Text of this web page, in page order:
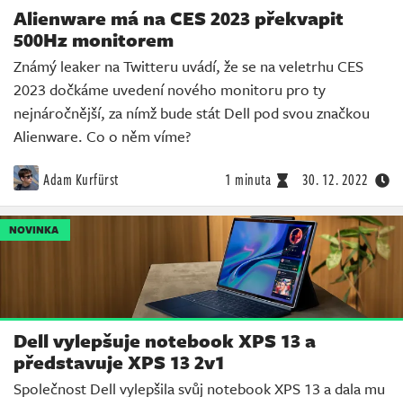
Alienware má na CES 2023 překvapit
500Hz monitorem
Známý leaker na Twitteru uvádí, že se na veletrhu CES
2023 dočkáme uvedení nového monitoru pro ty
nejnáročnější, za nímž bude stát Dell pod svou značkou
Alienware. Co o něm víme?
Adam Kurfürst 1 minuta 30. 12. 2022
NOVINKA
Dell vylepšuje notebook XPS 13 a
představuje XPS 13 2v1
Společnost Dell vylepšila svůj notebook XPS 13 a dala mu